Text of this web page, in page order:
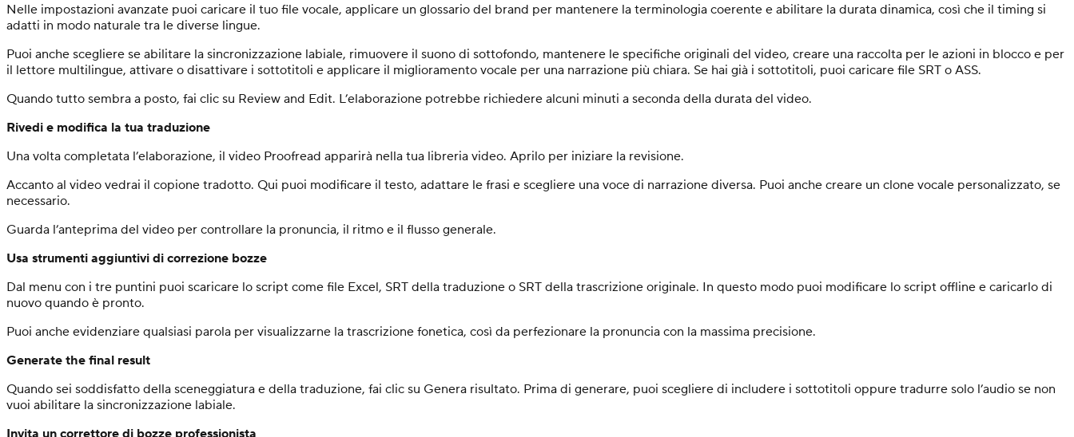
Nelle impostazioni avanzate puoi caricare il tuo file vocale, applicare un glossario del brand per mantenere la terminologia coerente e abilitare la durata dinamica, così che il timing si
adatti in modo naturale tra le diverse lingue.
Puoi anche scegliere se abilitare la sincronizzazione labiale, rimuovere il suono di sottofondo, mantenere le specifiche originali del video, creare una raccolta per le azioni in blocco e per
il lettore multilingue, attivare o disattivare i sottotitoli e applicare il miglioramento vocale per una narrazione più chiara. Se hai già i sottotitoli, puoi caricare file SRT o ASS.
Quando tutto sembra a posto, fai clic su Review and Edit. L’elaborazione potrebbe richiedere alcuni minuti a seconda della durata del video.
Rivedi e modifica la tua traduzione
Una volta completata l’elaborazione, il video Proofread apparirà nella tua libreria video. Aprilo per iniziare la revisione.
Accanto al video vedrai il copione tradotto. Qui puoi modificare il testo, adattare le frasi e scegliere una voce di narrazione diversa. Puoi anche creare un clone vocale personalizzato, se
necessario.
Guarda l’anteprima del video per controllare la pronuncia, il ritmo e il flusso generale.
Usa strumenti aggiuntivi di correzione bozze
Dal menu con i tre puntini puoi scaricare lo script come file Excel, SRT della traduzione o SRT della trascrizione originale. In questo modo puoi modificare lo script offline e caricarlo di
nuovo quando è pronto.
Puoi anche evidenziare qualsiasi parola per visualizzarne la trascrizione fonetica, così da perfezionare la pronuncia con la massima precisione.
Generate the final result
Quando sei soddisfatto della sceneggiatura e della traduzione, fai clic su Genera risultato. Prima di generare, puoi scegliere di includere i sottotitoli oppure tradurre solo l’audio se non
vuoi abilitare la sincronizzazione labiale.
Invita un correttore di bozze professionista